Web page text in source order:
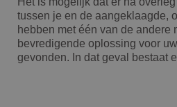
tussen je en de aangeklaagde,
hebben met één van de andere
bevredigende oplossing voor
gevonden. In dat geval bestaat